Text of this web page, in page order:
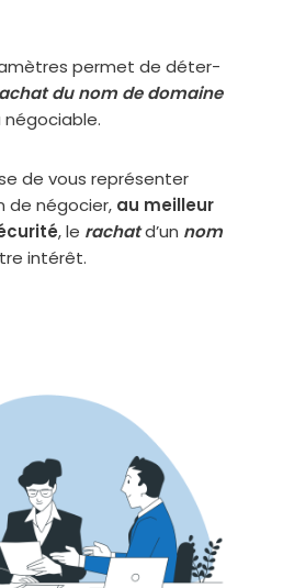
per­met de déter­
du nom de domaine
de vous repré­sen­ter
de négo­cier, au meilleur
, le rachatd’un nom
inté­rêt.